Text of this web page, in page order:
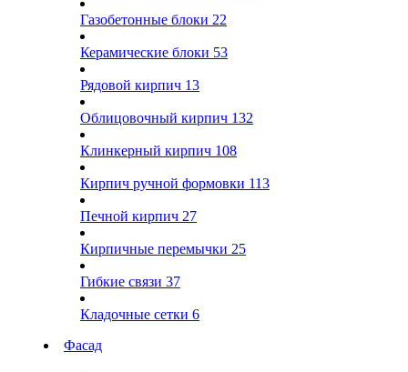
Газобетонные блоки 22
Керамические блоки 53
Рядовой кирпич 13
Облицовочный кирпич 132
Клинкерный кирпич 108
Кирпич ручной формовки 113
Печной кирпич 27
Кирпичные перемычки 25
Гибкие связи 37
Кладочные сетки 6
Фасад